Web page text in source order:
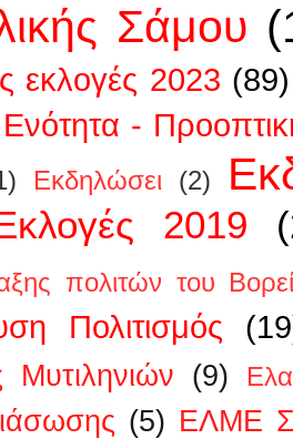
Σάμου
εκλογές 2023 (89)
-
Εκδηλώσει (2)
2019
πολιτών του
Πολιτισμός
Μυτιληνιών (9)
(5) ΕΛΜΕ